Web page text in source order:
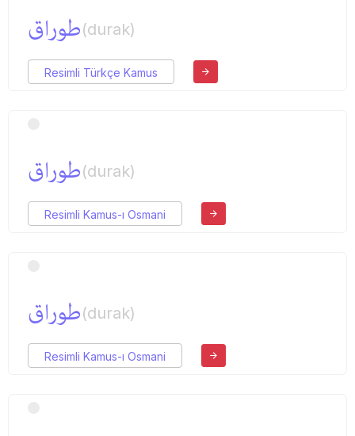
طوراق(durak)
Resimli Türkçe Kamus
طوراق(durak)
Resimli Kamus-ı Osmani
طوراق(durak)
Resimli Kamus-ı Osmani